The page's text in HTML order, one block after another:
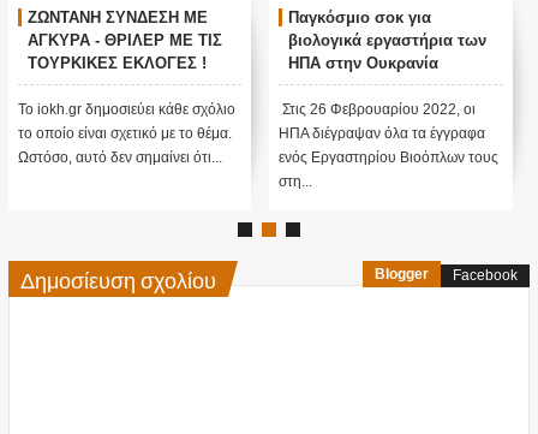
ΖΩΝΤΑΝΗ ΣΥΝΔΕΣΗ ΜΕ
ΑΓΚΥΡΑ - ΘΡΙΛΕΡ ΜΕ ΤΙΣ
ΤΟΥΡΚΙΚΕΣ ΕΚΛΟΓΕΣ !
Το iokh.gr δημοσιεύει κάθε σχόλιο
το οποίο είναι σχετικό με το θέμα.
Ωστόσο, αυτό δεν σημαίνει ότι...
Παγκόσμιο σοκ για
βιολογικά εργαστήρια των
ΗΠΑ στην Ουκρανία
Στις 26 Φεβρουαρίου 2022, οι
ΗΠΑ διέγραψαν όλα τα έγγραφα
ενός Εργαστηρίου Βιοόπλων τους
στη...
Δημοσίευση σχολίου Blogger Facebook